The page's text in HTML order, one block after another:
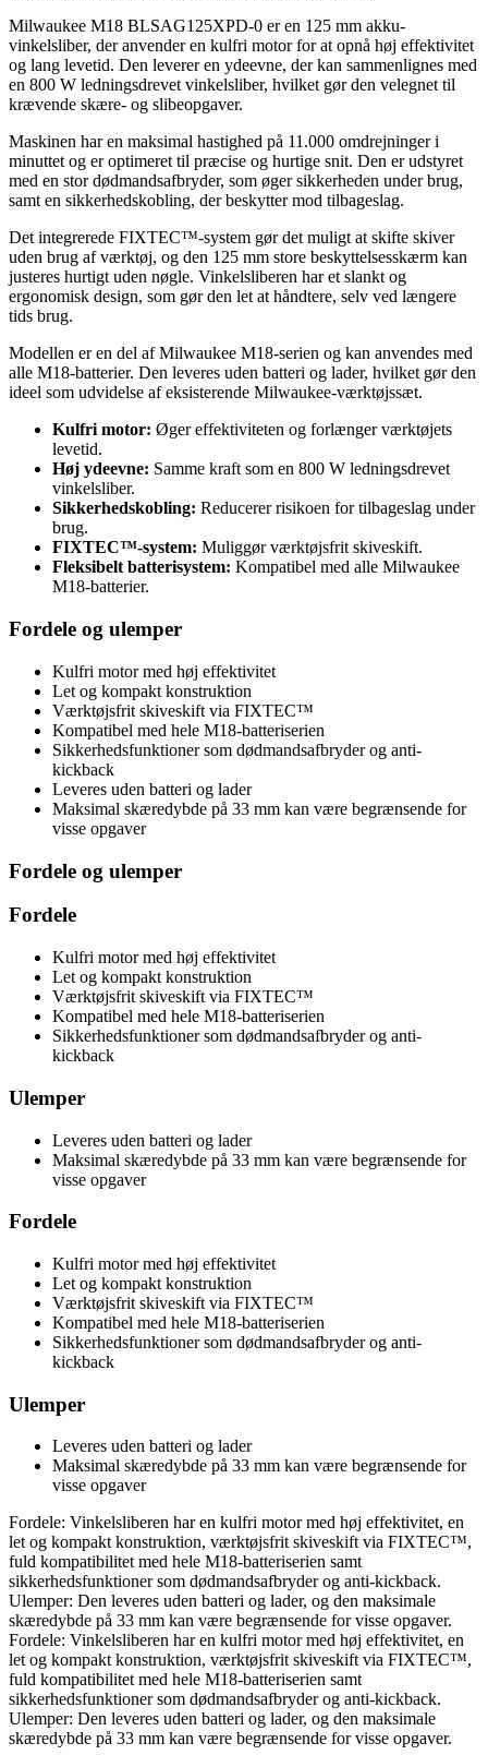
Milwaukee M18 BLSAG125XPD-0 er en 125 mm akku-
vinkelsliber, der anvender en kulfri motor for at opnå høj effektivitet
og lang levetid. Den leverer en ydeevne, der kan sammenlignes med
en 800 W ledningsdrevet vinkelsliber, hvilket gør den velegnet til
krævende skære- og slibeopgaver.
Maskinen har en maksimal hastighed på 11.000 omdrejninger i
minuttet og er optimeret til præcise og hurtige snit. Den er udstyret
med en stor dødmandsafbryder, som øger sikkerheden under brug,
samt en sikkerhedskobling, der beskytter mod tilbageslag.
Det integrerede FIXTEC™-system gør det muligt at skifte skiver
uden brug af værktøj, og den 125 mm store beskyttelsesskærm kan
justeres hurtigt uden nøgle. Vinkelsliberen har et slankt og
ergonomisk design, som gør den let at håndtere, selv ved længere
tids brug.
Modellen er en del af Milwaukee M18-serien og kan anvendes med
alle M18-batterier. Den leveres uden batteri og lader, hvilket gør den
ideel som udvidelse af eksisterende Milwaukee-værktøjssæt.
Kulfri motor: Øger effektiviteten og forlænger værktøjets
levetid.
Høj ydeevne: Samme kraft som en 800 W ledningsdrevet
vinkelsliber.
Sikkerhedskobling: Reducerer risikoen for tilbageslag under
brug.
FIXTEC™-system: Muliggør værktøjsfrit skiveskift.
Fleksibelt batterisystem: Kompatibel med alle Milwaukee
M18-batterier.
Fordele og ulemper
Kulfri motor med høj effektivitet
Let og kompakt konstruktion
Værktøjsfrit skiveskift via FIXTEC™
Kompatibel med hele M18-batteriserien
Sikkerhedsfunktioner som dødmandsafbryder og anti-
kickback
Leveres uden batteri og lader
Maksimal skæredybde på 33 mm kan være begrænsende for
visse opgaver
Fordele og ulemper
Fordele
Kulfri motor med høj effektivitet
Let og kompakt konstruktion
Værktøjsfrit skiveskift via FIXTEC™
Kompatibel med hele M18-batteriserien
Sikkerhedsfunktioner som dødmandsafbryder og anti-
kickback
Ulemper
Leveres uden batteri og lader
Maksimal skæredybde på 33 mm kan være begrænsende for
visse opgaver
Fordele
Kulfri motor med høj effektivitet
Let og kompakt konstruktion
Værktøjsfrit skiveskift via FIXTEC™
Kompatibel med hele M18-batteriserien
Sikkerhedsfunktioner som dødmandsafbryder og anti-
kickback
Ulemper
Leveres uden batteri og lader
Maksimal skæredybde på 33 mm kan være begrænsende for
visse opgaver
Fordele: Vinkelsliberen har en kulfri motor med høj effektivitet, en
let og kompakt konstruktion, værktøjsfrit skiveskift via FIXTEC™,
fuld kompatibilitet med hele M18-batteriserien samt
sikkerhedsfunktioner som dødmandsafbryder og anti-kickback.
Ulemper: Den leveres uden batteri og lader, og den maksimale
skæredybde på 33 mm kan være begrænsende for visse opgaver.
Fordele: Vinkelsliberen har en kulfri motor med høj effektivitet, en
let og kompakt konstruktion, værktøjsfrit skiveskift via FIXTEC™,
fuld kompatibilitet med hele M18-batteriserien samt
sikkerhedsfunktioner som dødmandsafbryder og anti-kickback.
Ulemper: Den leveres uden batteri og lader, og den maksimale
skæredybde på 33 mm kan være begrænsende for visse opgaver.